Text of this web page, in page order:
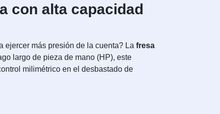
con alta capacidad
ejercer más presión de la cuenta? La fresa
largo de pieza de mano (HP), este
milimétrico en el desbastado de